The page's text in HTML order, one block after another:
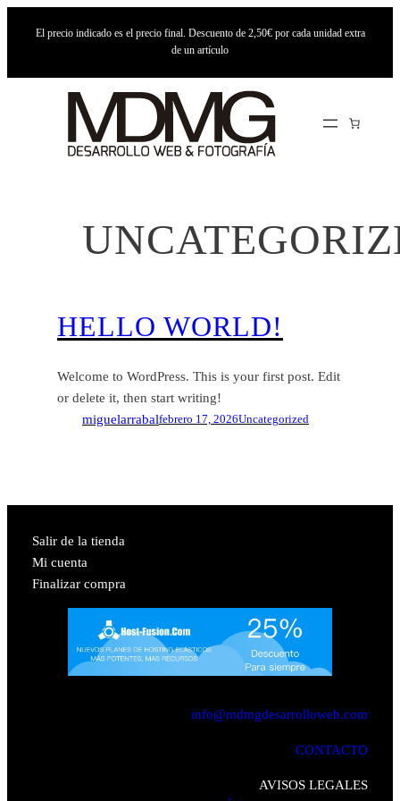
El precio indicado es el precio final. Descuento de 2,50€ por cada unidad extra
de un artículo
HELLO WORLD!
Welcome to WordPress. This is your first post. Edit
or delete it, then start writing!
miguelarrabalfebrero 17, 2026Uncategorized
Salir de la tienda
Mi cuenta
Finalizar compra
info@mdmgdesarrolloweb.com
CONTACTO
AVISOS LEGALES